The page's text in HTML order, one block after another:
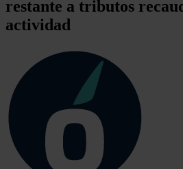
restante a tributos
actividad